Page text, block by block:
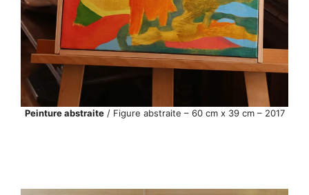
Peinture abstraite/ Figure abstraite – 60 cm x 39 cm – 2017